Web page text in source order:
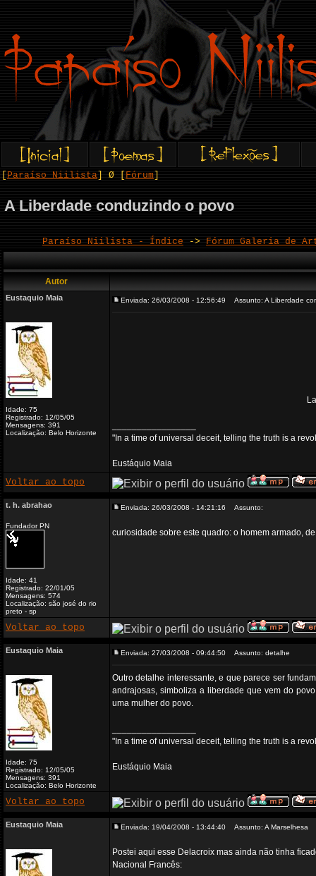
Paraíso Niilista ] Ø [ Fórum
A Liberdade conduzindo o povo
Paraíso Niilista - Índice -> Fórum Galeria de
Autor
Eustaquio Maia
Idade: 75
Registrado: 12/05/05
Mensagens: 391
Localização: Belo Horizonte
Enviada: 26/03/2008 - 12:56:49 Assunto: A Liberdade
"In a time of universal deceit, telling the truth is a
Eustáquio Maia
Voltar ao topo
t. h. abrahao
Fundador PN
Idade: 41
Registrado: 22/01/05
Mensagens: 574
Localização: são josé do rio
preto - sp
Enviada: 26/03/2008 - 14:21:16 Assunto:
curiosidade sobre este quadro: o homem armado,
Voltar ao topo
Eustaquio Maia
Idade: 75
Registrado: 12/05/05
Mensagens: 391
Localização: Belo Horizonte
Enviada: 27/03/2008 - 09:44:50 Assunto: detalhe
Outro detalhe interessante, e que parece ser
andrajosas, simboliza a liberdade que vem do
uma mulher do povo.
"In a time of universal deceit, telling the truth is a
Eustáquio Maia
Voltar ao topo
Eustaquio Maia Enviada: 19/04/2008 - 13:44:40 Assunto: A Marselhesa
Postei aqui esse Delacroix mas ainda não tinha
Nacional Francês: